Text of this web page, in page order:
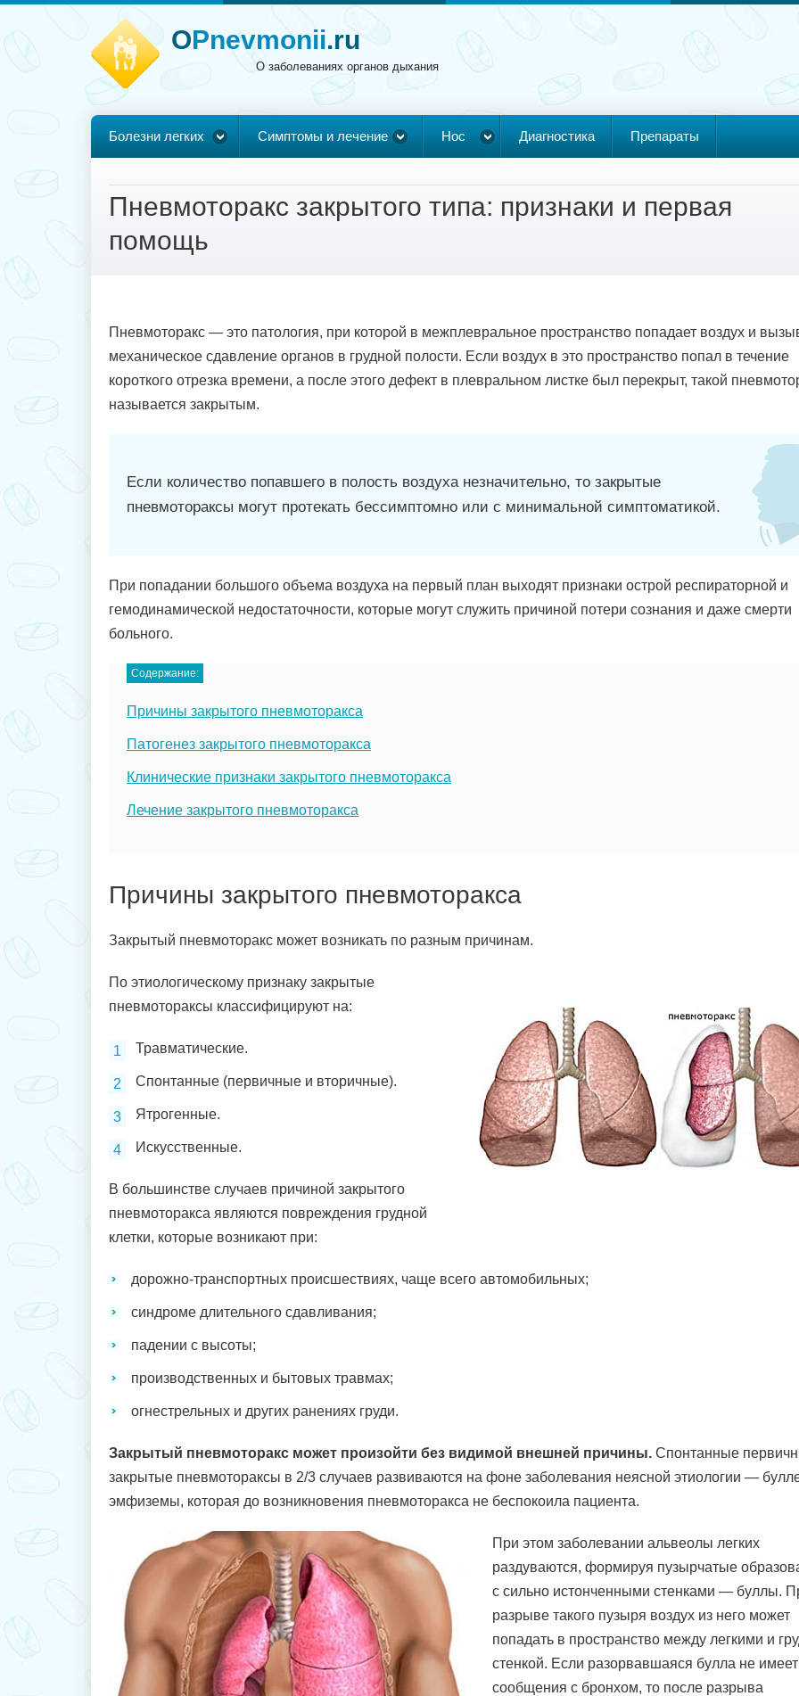
OPnevmonii.ru
О заболеваниях органов дыхания
Болезни легких Симптомы и лечение Нос Диагностика Препараты
Пневмоторакс закрытого типа: признаки и первая
помощь
Пневмоторакс — это патология, при которой в межплевральное пространство попадает воздух и
механическое сдавление органов в грудной полости. Если воздух в это пространство попал в течение
короткого отрезка времени, а после этого дефект в плевральном листке был перекрыт, такой
называется закрытым.
Если количество попавшего в полость воздуха незначительно, то закрытые
пневмотораксы могут протекать бессимптомно или с минимальной симптоматикой.
При попадании большого объема воздуха на первый план выходят признаки острой респираторной и
гемодинамической недостаточности, которые могут служить причиной потери сознания и даже смерти
больного.
Содержание:
Причины закрытого пневмоторакса
Патогенез закрытого пневмоторакса
Клинические признаки закрытого пневмоторакса
Лечение закрытого пневмоторакса
Причины закрытого пневмоторакса
Закрытый пневмоторакс может возникать по разным причинам.
По этиологическому признаку закрытые
пневмотораксы классифицируют на:
Травматические.
Спонтанные (первичные и вторичные).
Ятрогенные.
Искусственные.
В большинстве случаев причиной закрытого
пневмоторакса являются повреждения грудной
клетки, которые возникают при:
дорожно-транспортных происшествиях, чаще всего автомобильных;
синдроме длительного сдавливания;
падении с высоты;
производственных и бытовых травмах;
огнестрельных и других ранениях груди.
Закрытый пневмоторакс может произойти без видимой внешней причины. Спонтанные
закрытые пневмотораксы в 2/3 случаев развиваются на фоне заболевания неясной этиологии —
эмфиземы, которая до возникновения пневмоторакса не беспокоила пациента.
При этом заболевании альвеолы легких
раздуваются, формируя пузырчатые
с сильно истонченными стенками — буллы.
разрыве такого пузыря воздух из него может
попадать в пространство между легкими и
стенкой. Если разорвавшаяся булла не имеет
сообщения с бронхом, то после разрыва